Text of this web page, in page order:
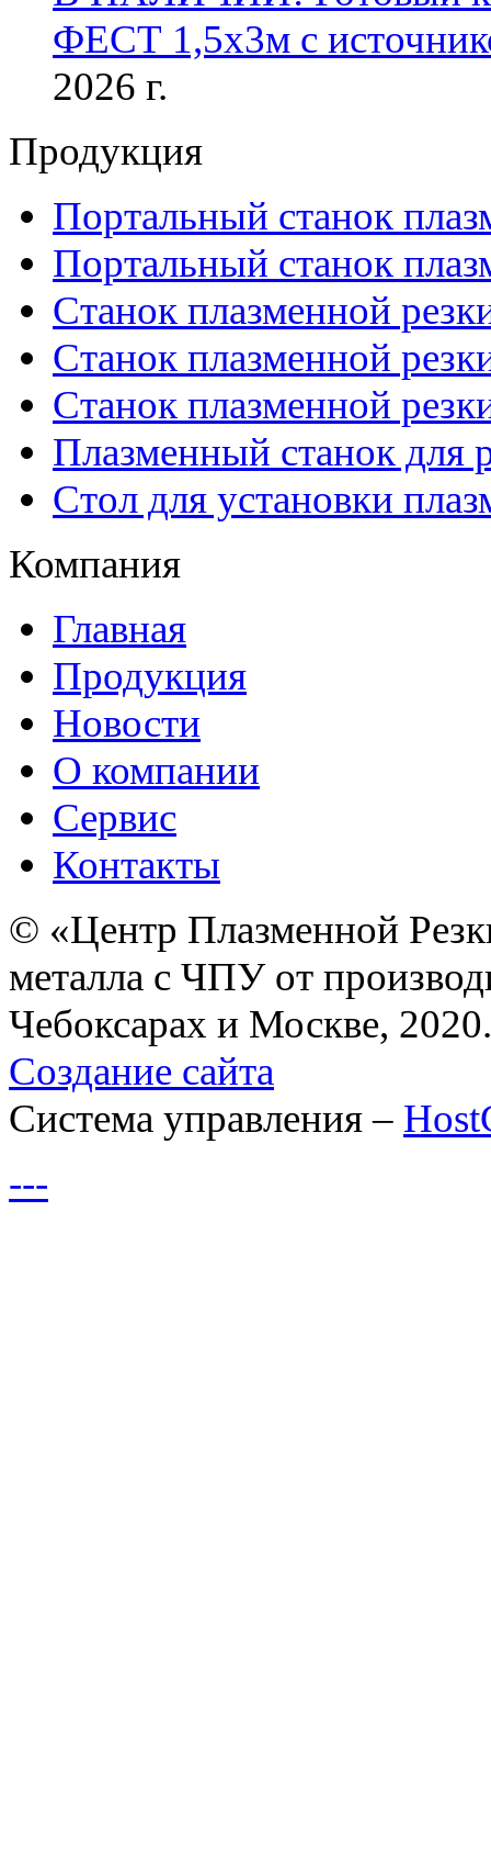
ФЕСТ 1,5х3м с
2026 г.
Продукция
Портальный станок
Портальный станок
Станок плазменной
Станок плазменной
Станок плазменной
Плазменный станок для
Стол для установки
Компания
Главная
Продукция
Новости
О компании
Сервис
Контакты
© «Центр Плазменной
металла с ЧПУ от
Чебоксарах и Москве, 2020.
Создание сайта
Система управления –
---